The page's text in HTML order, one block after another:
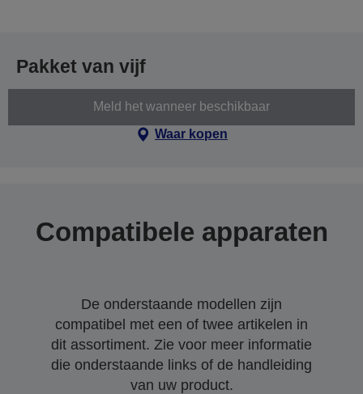
Pakket van vijf
Meld het wanneer beschikbaar
Waar kopen
Compatibele apparaten
De onderstaande modellen zijn
compatibel met een of twee artikelen in
dit assortiment. Zie voor meer informatie
die onderstaande links of de handleiding
van uw product.